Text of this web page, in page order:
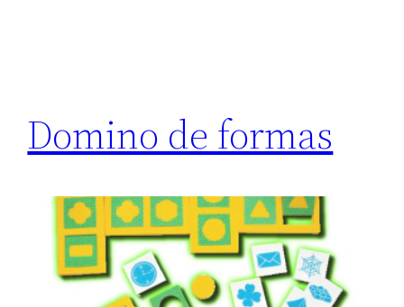
Domino de formas